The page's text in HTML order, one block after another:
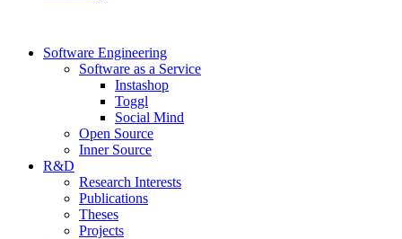
Software Engineering
Software as a Service
Instashop
Toggl
Social Mind
Open Source
Inner Source
R&D
Research Interests
Publications
Theses
Projects